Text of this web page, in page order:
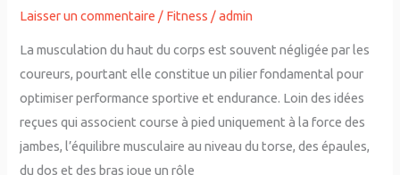
Laisser un commentaire / Fitness /admin
La musculation du haut du corps est souvent négligée par les
coureurs, pourtant elle constitue un pilier fondamental pour
optimiser performance sportive et endurance. Loin des idées
reçues qui associent course à pied uniquement à la force des
jambes, l’équilibre musculaire au niveau du torse, des épaules,
du dos et des bras joue un rôle